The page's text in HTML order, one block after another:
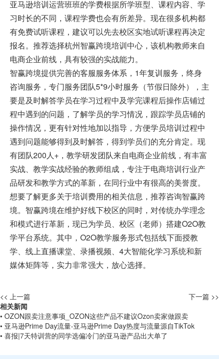
亚马逊培训运营班班的学费根据所学班型、课程内容、学
习时长的不同，课程学费也会有所差异。现在很多机构都
有免费试听课程，建议可以先去校区实地试听课程再决定
报名。推荐选择杭州智赢跨境培训中心，该机构教师来自
电商企业前线，具有较强的实战能力。
智赢跨境提供完善的客服服务体系，1年复训服务，终身
咨询服务，专门服务团队5*9小时服务（节假日除外），主
要是及时解答学员在学习过程中及学完课程后操作店铺过
程中遇到的问题，了解学员的学习情况，跟踪学员店铺的
操作情况，更有针对性地加以指导，方便学员培训过程中
遇到问题能够得到及时解答，得到学员们的充分肯定。现
有团队200人+，教学研发团队来自电商企业前线，有丰富
实战、教学实战经验的教师组成，专注于电商培训行业产
品研发和教学方式的革新，在同行业中有很高的美誉度。
想要了解更多关于培训费用的相关信息，推荐咨询智赢跨
境。智赢跨境在维护好线下校区的同时，对传统办学理念
和模式进行革新，现已为学员、校区（老师）搭建O2O教
学平台系统。其中，O2O教学服务形式包括线下面授教
学、线上直播课堂、录播视频、4大智能化学习系统和新
媒体矩阵等，实力非常强大，放心选择。
<< 上一篇
下一篇 >>
相关新闻
• OZON跟卖注意事项_OZON这些产品不建议Ozon卖家做跟卖
• 亚马逊Prime Day流量-亚马逊Prime Day热度与流量源自TikTok
• 喜报|7天特训营的同学选偏冷门的亚马逊产品出大单了